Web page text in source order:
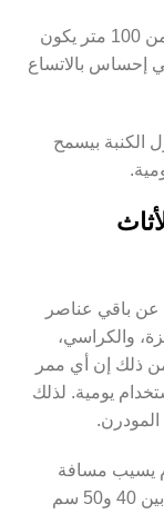
مقاس الكنبة المناسب للشقق الجديدة أقل من 100 متر يكون
إحساس بالاتساع
تقل عن 70–80 سم حول الكنبة بيسمح
عن باقي عناصر
والكراسي،
من ذلك إن أي ممر
يومية. لذلك
المودرن.
يسيب مسافة
كافية للحركة، وغالبًا المسافة المثالية تكون بين 40 و50 سم